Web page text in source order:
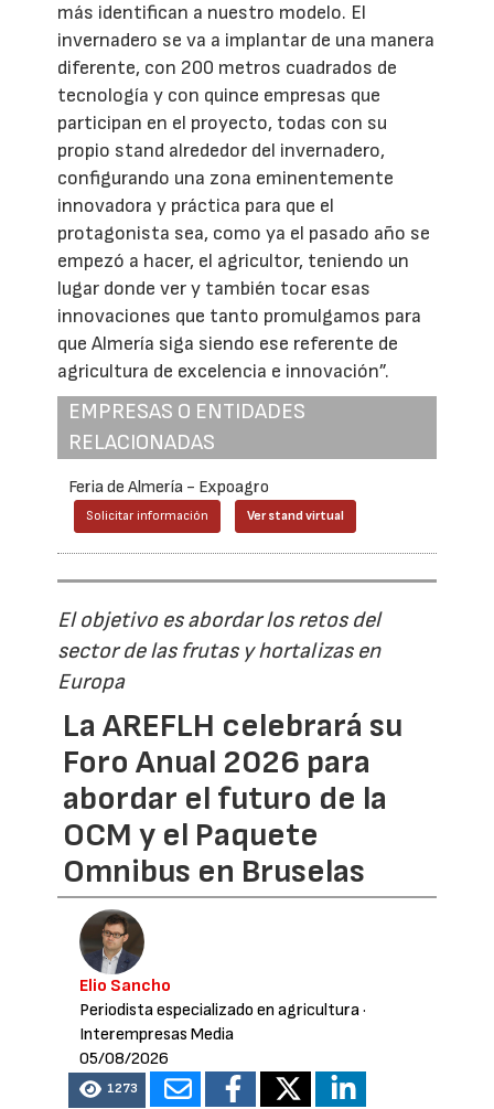
más identifican a nuestro modelo. El
invernadero se va a implantar de una manera
diferente, con 200 metros cuadrados de
tecnología y con quince empresas que
participan en el proyecto, todas con su
propio stand alrededor del invernadero,
configurando una zona eminentemente
innovadora y práctica para que el
protagonista sea, como ya el pasado año se
empezó a hacer, el agricultor, teniendo un
lugar donde ver y también tocar esas
innovaciones que tanto promulgamos para
que Almería siga siendo ese referente de
agricultura de excelencia e innovación”.
EMPRESAS O ENTIDADES
RELACIONADAS
Feria de Almería - Expoagro
Solicitar información Ver stand virtual
El objetivo es abordar los retos del
sector de las frutas y hortalizas en
Europa
La AREFLH celebrará su
Foro Anual 2026 para
abordar el futuro de la
OCM y el Paquete
Omnibus en Bruselas
Elio Sancho
Periodista especializado en agricultura·
Interempresas Media
05/08/2026
1273